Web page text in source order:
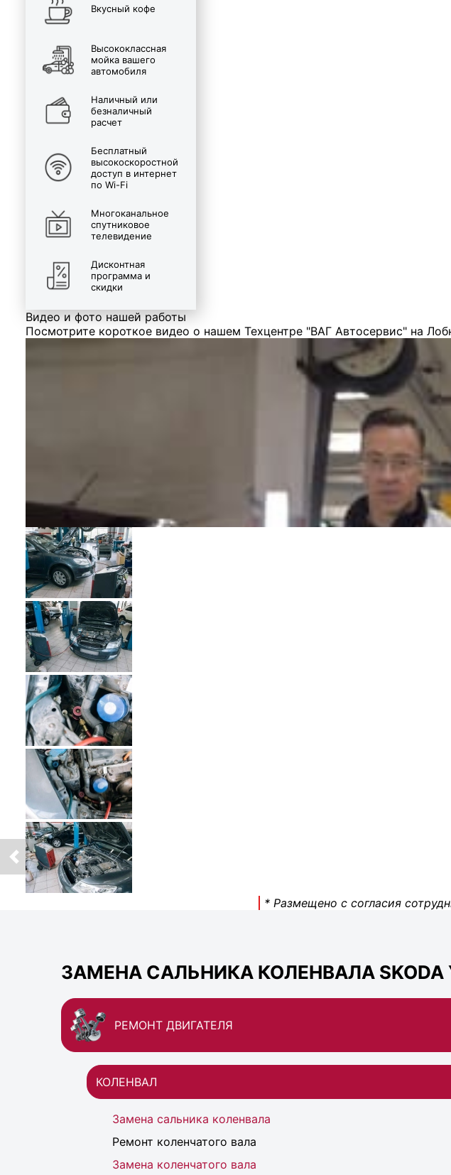
Вкусный кофе
Высококлассная
мойка вашего
автомобиля
Наличный или
безналичный
расчет
Бесплатный
высокоскоростной
доступ в интернет
по Wi-Fi
Многоканальное
спутниковое
телевидение
Дисконтная
программа и
скидки
Видео и фото нашей работы
Посмотрите короткое видео о нашем Техцентре "ВАГ Автосервис" на
* Размещено с согласия
ЗАМЕНА САЛЬНИКА КОЛЕНВАЛА SKODA
РЕМОНТ ДВИГАТЕЛЯ
КОЛЕНВАЛ
Замена сальника коленвала
Ремонт коленчатого вала
Замена коленчатого вала